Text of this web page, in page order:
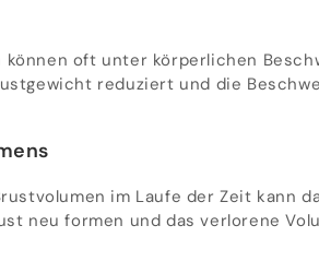
oft unter körperlichen
reduziert und die
im Laufe der Zeit kann
neu formen und das verlorene